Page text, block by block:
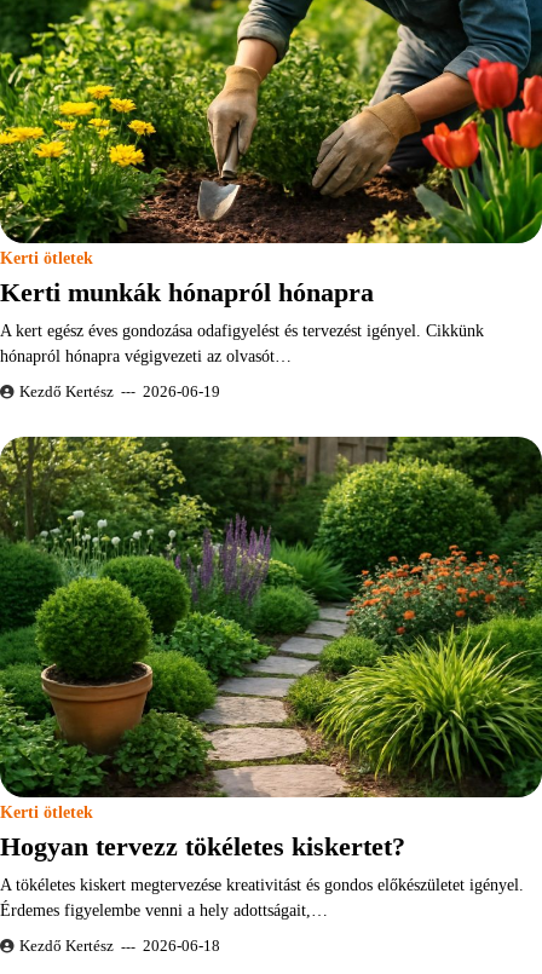
Kerti ötletek
Kerti munkák hónapról hónapra
A kert egész éves gondozása odafigyelést és tervezést igényel. Cikkünk
hónapról hónapra végigvezeti az olvasót…
Kezdő Kertész 2026-06-19
Kerti ötletek
Hogyan tervezz tökéletes kiskertet?
A tökéletes kiskert megtervezése kreativitást és gondos előkészületet igényel.
Érdemes figyelembe venni a hely adottságait,…
Kezdő Kertész 2026-06-18